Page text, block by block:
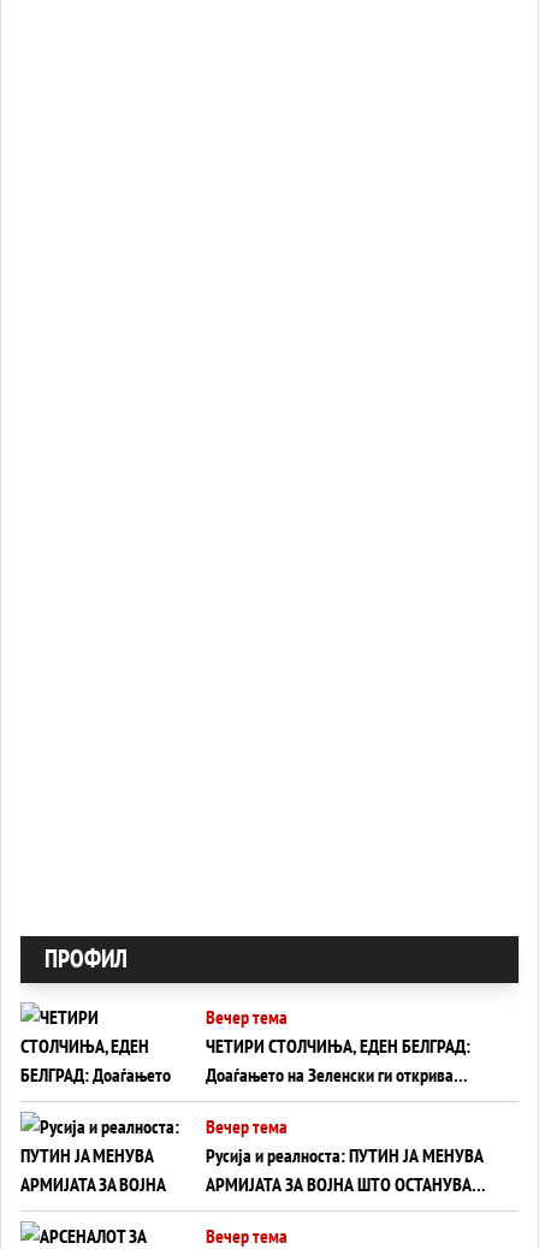
ПРОФИЛ
Вечер тема
ЧЕТИРИ СТОЛЧИЊА, ЕДЕН БЕЛГРАД:
Доаѓањето на Зеленски ги открива
тајните на политиката на балансирање
на Вучиќ
Вечер тема
Русија и реалноста: ПУТИН ЈА МЕНУВА
АРМИЈАТА ЗА ВОЈНА ШТО ОСТАНУВА
БЕЗ ФРОНТ
Вечер тема